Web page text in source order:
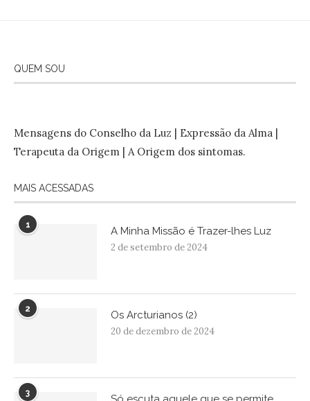
QUEM SOU
Mensagens do Conselho da Luz | Expressão da Alma |
Terapeuta da Origem | A Origem dos sintomas.
MAIS ACESSADAS
1 A Minha Missão é Trazer-lhes Luz
2 de setembro de 2024
2 Os Arcturianos (2)
20 de dezembro de 2024
3